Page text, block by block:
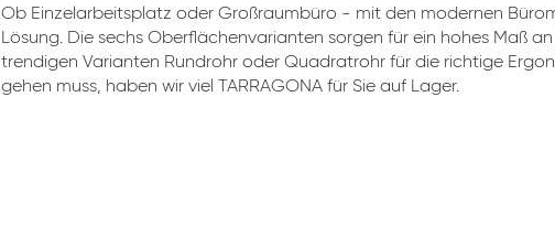
Ob Einzelarbeitsplatz oder Großraumbüro - mit den modernen
Lösung. Die sechs Oberflächenvarianten sorgen für ein hohes Maß
trendigen Varianten Rundrohr oder Quadratrohr für die richtige
gehen muss, haben wir viel TARRAGONA für Sie auf Lager.